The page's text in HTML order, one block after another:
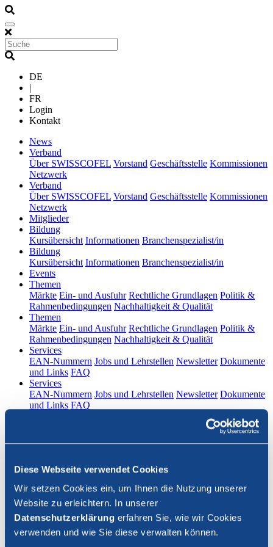
Diese Webseite verwendet Cookies
Wir setzen Cookies ein, um Ihnen die Nutzung unserer
Website zu erleichtern. In unserer
Datenschutzerklärung erfahren Sie, wie wir Cookies
verwenden und wie Sie diese verwalten können.
DE
|
FR
Login
Kontakt
News(current)
Verband
Über SWISSCOFEL Vorstand Geschäftsstelle Kommissionen
Netzwerk
Verband
Über SWISSCOFEL Vorstand Geschäftsstelle Kommissionen
Netzwerk
Mitglieder(current)
Bildung(current)
Kursübersicht Informationen Branchenspezialist/in
Bildung(current)
Kursübersicht Informationen Branchenspezialist/in
Events(current)
Themen
Märkte Ein- und Ausfuhr Rechtliche Grundlagen Politik &
Rahmenbedingungen Nachhaltigkeit & Qualität
Themen
Märkte Ein- und Ausfuhr Rechtliche Grundlagen Politik &
Rahmenbedingungen Nachhaltigkeit & Qualität
Services(current)
EAN-Nummern Jobs und Lehrstellen Newsletter Dokumente
und Links FAQ
Services(current)
EAN-Nummern Jobs und Lehrstellen Newsletter Dokumente
und Links FAQ
FR
Login
Suche schliessen